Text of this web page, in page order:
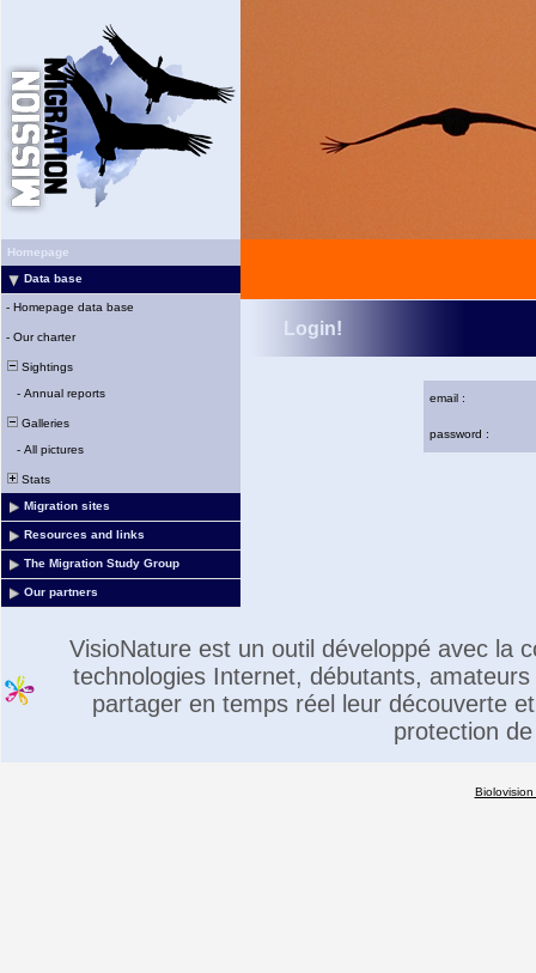
Homepage
Data base
- Homepage data base
- Our charter
Sightings
- Annual reports
Galleries
- All pictures
Stats
Migration sites
Resources and links
The Migration Study Group
Our partners
Login!
email :
password :
VisioNature est un outil développé avec la
technologies Internet, débutants,
partager en temps réel leur découverte
protection
Biolovision